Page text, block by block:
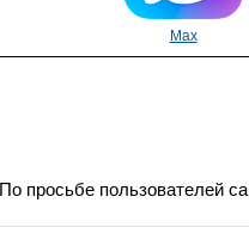
Max
По просьбе пользователей